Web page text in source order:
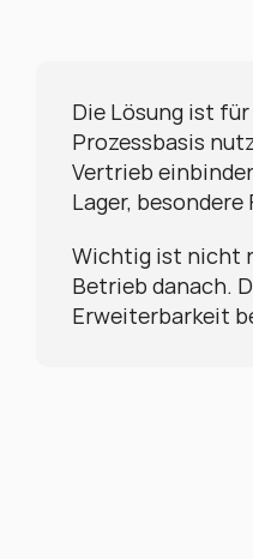
Die Lösung ist
Prozessbasis
Vertrieb
Lager,
Wichtig ist nicht
Betrieb danach.
Erweiterbarkeit